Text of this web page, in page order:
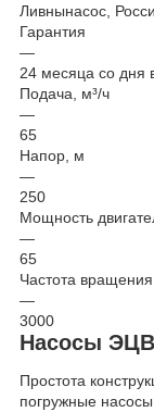
Ливнынасос,
Гарантия
—
24 месяца со дня
Подача, м³/ч
—
65
Напор, м
—
250
Мощность
—
65
Частота
—
3000
Насосы
Простота
погружные